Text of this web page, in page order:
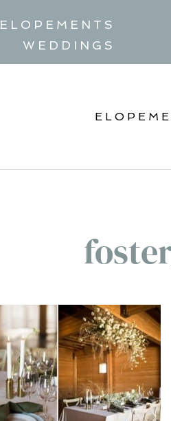
ELOPEMENTS
WEDDINGS